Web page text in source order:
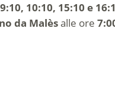
10:10, 15:10 e
da Malèsalle ore